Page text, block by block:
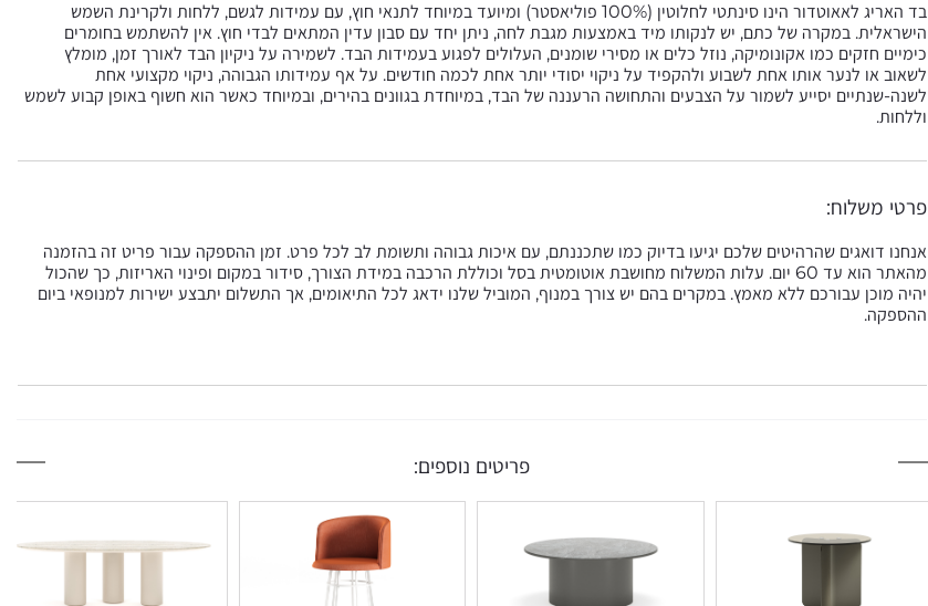
בד האריג לאאוטדור הינו סינתטי לחלוטין (100% פוליאסטר) ומיועד במיוחד לתנאי חוץ, עם עמידות לגשם, ללחות ולקרינת השמש
הישראלית. במקרה של כתם, יש לנקותו מיד באמצעות מגבת לחה, ניתן יחד עם סבון עדין המתאים לבדי חוץ. אין להשתמש בחומרים
כימיים חזקים כמו אקונומיקה, נוזל כלים או מסירי שומנים, העלולים לפגוע בעמידות הבד. לשמירה על ניקיון הבד לאורך זמן, מומלץ
לשאוב או לנער אותו אחת לשבוע ולהקפיד על ניקוי יסודי יותר אחת לכמה חודשים. על אף עמידותו הגבוהה, ניקוי מקצועי אחת
לשנה-שנתיים יסייע לשמור על הצבעים והתחושה הרעננה של הבד, במיוחדת בגוונים בהירים, ובמיוחד כאשר הוא חשוף באופן קבוע לשמש
וללחות.
פרטי משלוח:
אנחנו דואגים שהרהיטים שלכם יגיעו בדיוק כמו שתכננתם, עם איכות גבוהה ותשומת לב לכל פרט. זמן ההספקה עבור פריט זה בהזמנה
מהאתר הוא עד 60 יום. עלות המשלוח מחושבת אוטומטית בסל וכוללת הרכבה במידת הצורך, סידור במקום ופינוי האריזות, כך שהכול
יהיה מוכן עבורכם ללא מאמץ. במקרים בהם יש צורך במנוף, המוביל שלנו ידאג לכל התיאומים, אך התשלום יתבצע ישירות למנופאי ביום
ההספקה.
פריטים נוספים: